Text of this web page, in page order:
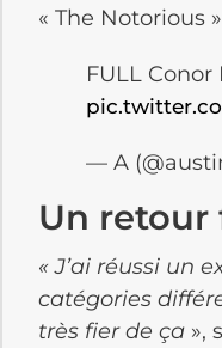
« The Notorious
FULL
— A
Un retour
« J’ai réussi un
catégories
très fier de ça »,